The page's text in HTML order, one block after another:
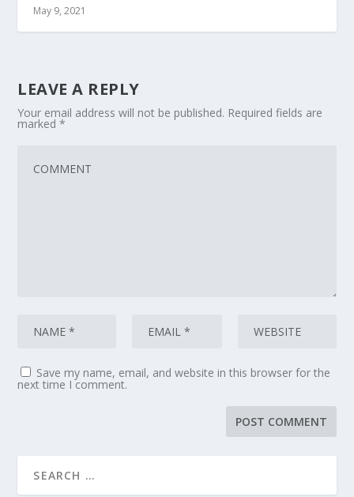
May 9, 2021
LEAVE A REPLY
Your email address will not be published. Required fields are
marked*
Save my name, email, and website in this browser for the
next time I comment.